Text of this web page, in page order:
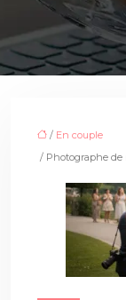
/ En couple
/ Photographe